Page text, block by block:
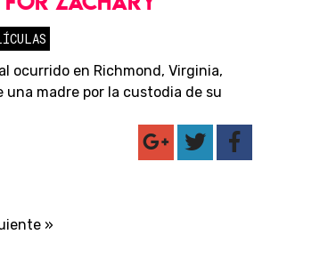
ocurrido en Richmond, Virginia,
una madre por la custodia de su
»